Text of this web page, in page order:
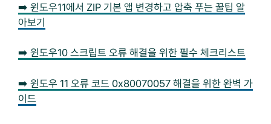
➡️ 윈도우11에서 ZIP 기본 앱 변경하고 압축 푸는 꿀팁 알
아보기
➡️ 윈도우10 스크립트 오류 해결을 위한 필수 체크리스트
➡️ 윈도우 11 오류 코드 0x80070057 해결을 위한 완벽 가
이드